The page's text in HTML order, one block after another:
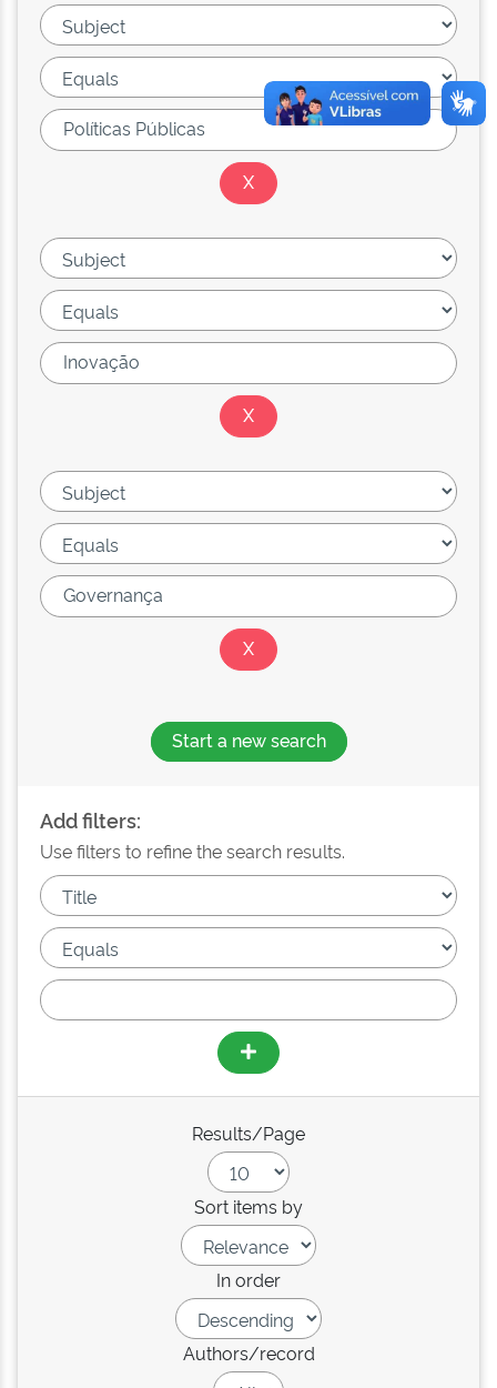
Start a new search
Add filters:
Use filters to refine the search results.
Results/Page
Sort items by
In order
Authors/record